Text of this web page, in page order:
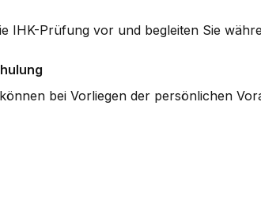
IHK-Prüfung vor und begleiten Sie
bei Vorliegen der persönlichen